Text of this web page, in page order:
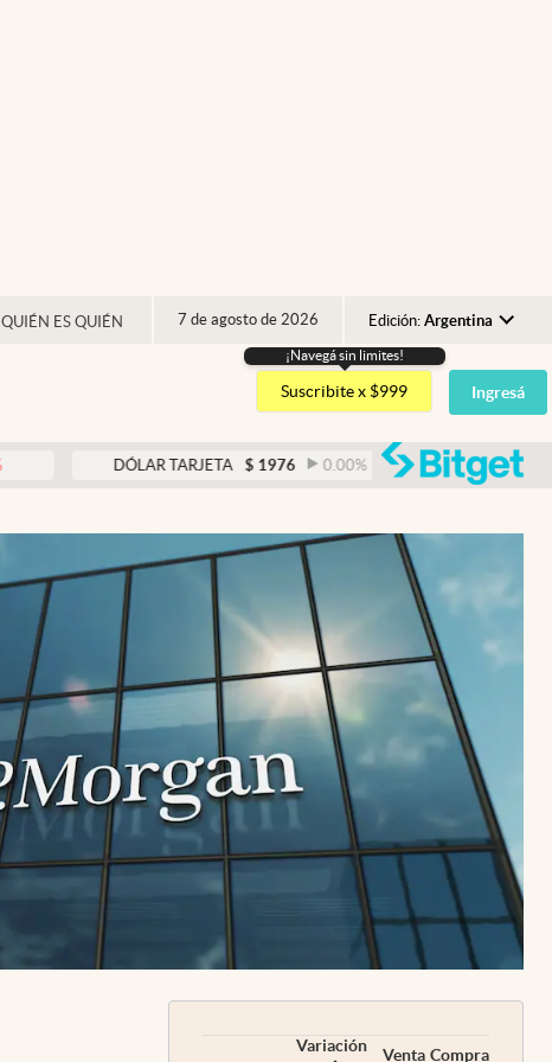
QUIÉN ES QUIÉN 7 de agosto de 2026 Edición: Argentina
Argentina
España
USA
¡Navegá sin limites!
Suscribite x $999 Ingresá
DÓLAR TARJETA $ 1976 0.00% DÓLAR MEP $
Variación Venta Compra